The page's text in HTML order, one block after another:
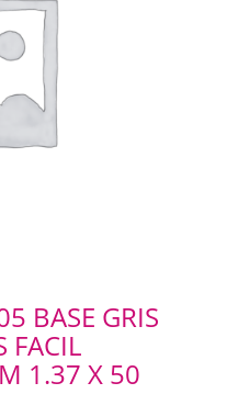
BASE GRIS
FACIL
1.37 X 50